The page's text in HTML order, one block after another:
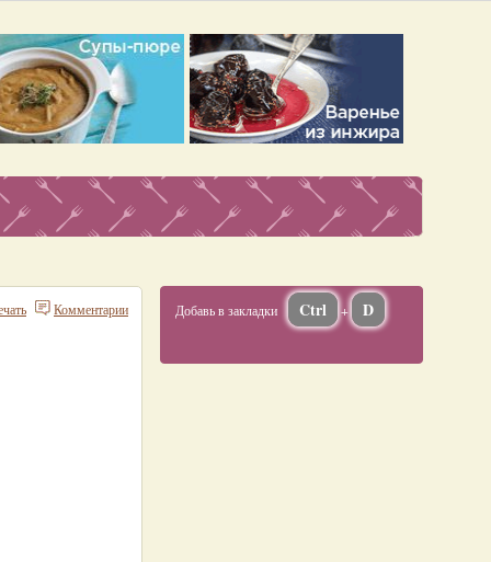
Комментарии Добавь в закладки Ctrl + D